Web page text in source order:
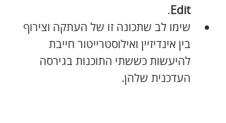
Edit
.
שימו לב שתכונה זו של העתקה וצירוף
בין אינדיזיין ואילוסטרייטור חייבת
להיעשות כששתי התוכנות בגירסה
העדכנית שלהן.